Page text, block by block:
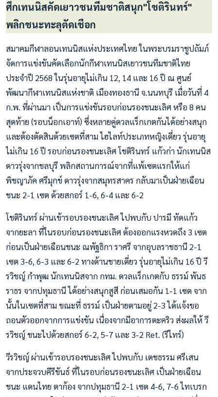
ศึกเทนนิสคัดเยาวชนทีมชาติสนุก"โชติรินทร์"
พลิกชนะทะลุตัดเชือก
สมาคมกีฬาลอนเทนนิสแห่งประเทศไทย ในพระบรมราชูปถัมภ์
จัดการแข่งขันคัดเลือกนักกีฬาเทนนิสเยาวชนทีมชาติไทย
ประจำปี 2568 ในรุ่นอายุไม่เกิน 12, 14 และ 16 ปี ณ ศูนย์
พัฒนากีฬาเทนนิสแห่งชาติ เมืองทองธานี จ.นนทบุรี เมื่อวันที่ 4
ก.พ. ที่ผ่านมา เป็นการแข่งขันรอบก่อนรองชนะเลิศ หรือ 8 คน
สุดท้าย (รอบน็อกเอาท์) ซึ่งหลายคู่ดวลแร็กเกตกันได้อย่างสนุก
และต้องตัดสินด้วยเซตที่สาม ไฮไลท์ประเภทหญิงเดี่ยว รุ่นอายุ
ไม่เกิน 16 ปี รอบก่อนรองชนะเลิศ โชติรินทร์ แก้วก่า นักเทนนิส
ดาวรุ่งจากชลบุรี พลิกสถานการณ์จากที่แพ้เซตแรกให้แก่
พิชญาภัค ศรีมุกข์ ดาวรุ่งจากสมุทรสาคร กลับมาเป็นฝ่ายเฉือน
ชนะ 2-1 เซต ด้วยสกอร์ 1-6, 6-4 และ 6-2
โชติรินทร์ ผ่านเข้ารอบรองชนะเลิศ ไปพบกับ ปารมี ทัดแก้ว
จากยะลา ที่ในรอบก่อนรองชนะเลิศ ต้องออกแรงหวดถึง 3 เซต
ก่อนเป็นฝ่ายเฉือนชนะ ณพัฐธิกา ราศรี จากอุบลราชธานี 2-1
เซต 3-6, 6-3 และ 6-2 ทางด้านชายเดี่ยว รุ่นอายุไม่เกิน 16 ปี วี
รวิชญ์ กำพุฒ นักเทนนิสจาก กทม. ดวลแร็กเกตกับ ธรรม์ พันธ
ราธร จากปทุมธานี ได้อย่างสนุกสูสี ก่อนเสมอกัน 1-1 เซต จาก
นั้นในเซตที่สาม ขณะที่ ธรรม์ เป็นฝ่ายตามอยู่ 2-3 ได้แจ้งขอ
ถอนตัวออกจากการแข่งขัน เนื่องจากมีอาการตะคริว ส่งผลให้ วี
รวิชญ์ ชนะไปด้วยสกอร์ 6-2, 5-7 และ 3-2 Ret. (รีไทร์)
วีรวิชญ์ ผ่านเข้ารอบรองชนะเลิศ ไปพบกับ เตชธรรม ศรีเสน
จากประจวบคีรีขันธ์ ที่ในรอบก่อนรองชนะเลิศ เป็นฝ่ายเฉือน
ชนะ แดนไทย ตาก้อง จากปทุมธานี 2-1 เซต 4-6, 7-6 ไทเบรก